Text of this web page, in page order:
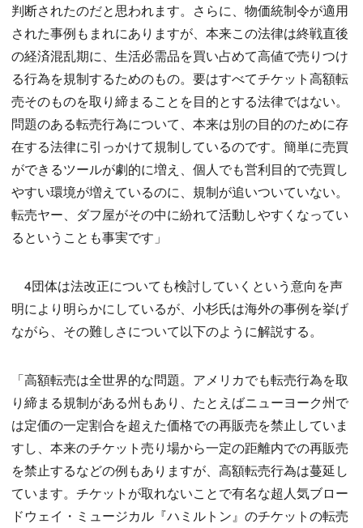
判断されたのだと思われます。さらに、物価統制令が適用
された事例もまれにありますが、本来この法律は終戦直後
の経済混乱期に、生活必需品を買い占めて高値で売りつけ
る行為を規制するためのもの。要はすべてチケット高額転
売そのものを取り締まることを目的とする法律ではない。
問題のある転売行為について、本来は別の目的のために存
在する法律に引っかけて規制しているのです。簡単に売買
ができるツールが劇的に増え、個人でも営利目的で売買し
やすい環境が増えているのに、規制が追いついていない。
転売ヤー、ダフ屋がその中に紛れて活動しやすくなってい
るということも事実です」
4団体は法改正についても検討していくという意向を声
明により明らかにしているが、小杉氏は海外の事例を挙げ
ながら、その難しさについて以下のように解説する。
「高額転売は全世界的な問題。アメリカでも転売行為を取
り締まる規制がある州もあり、たとえばニューヨーク州で
は定価の一定割合を超えた価格での再販売を禁止していま
すし、本来のチケット売り場から一定の距離内での再販売
を禁止するなどの例もありますが、高額転売行為は蔓延し
ています。チケットが取れないことで有名な超人気ブロー
ドウェイ・ミュージカル『ハミルトン』のチケットの転売